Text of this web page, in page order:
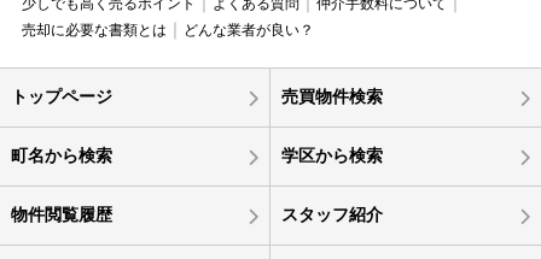
少しでも高く売るポイント
よくある質問
仲介手数料について
売却に必要な書類とは
どんな業者が良い？
トップページ 売買物件検索
町名から検索 学区から検索
物件閲覧履歴 スタッフ紹介